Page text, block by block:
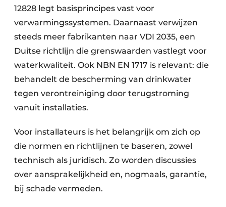
12828 legt basisprincipes vast voor
verwarmings­systemen. Daarnaast verwijzen
steeds meer fabrikanten naar VDI 2035, een
Duitse richtlijn die grenswaarden vastlegt voor
waterkwaliteit. Ook NBN EN 1717 is relevant: die
behandelt de bescherming van drinkwater
tegen verontreiniging door terugstroming
vanuit installaties.
Voor installateurs is het belangrijk om zich op
die normen en richtlijnen te baseren, zowel
technisch als juridisch. Zo worden discussies
over aansprakelijkheid en, nogmaals, garantie,
bij schade vermeden.